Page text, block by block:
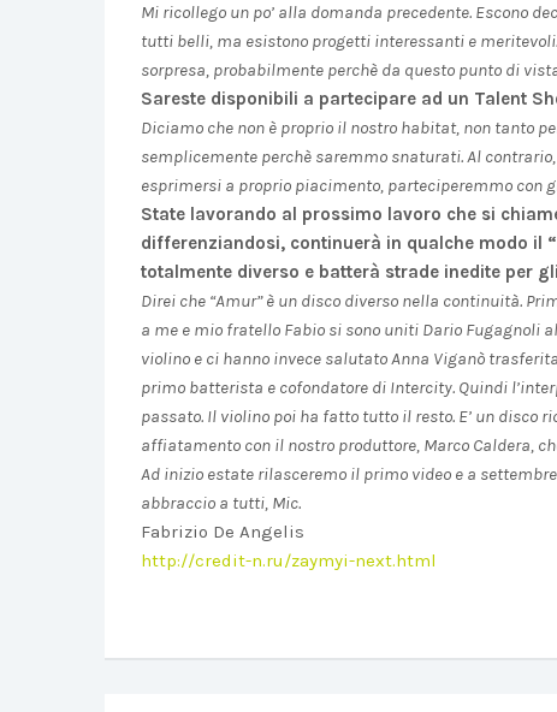
Mi ricollego un po’ alla domanda precedente. Escono
tutti belli, ma esistono progetti interessanti e
sorpresa, probabilmente perchè da questo punto di
Sareste disponibili a partecipare ad un Talent
Diciamo che non è proprio il nostro habitat, non tanto
semplicemente perchè saremmo snaturati. Al
esprimersi a proprio piacimento, parteciperemmo con
State lavorando al prossimo lavoro che si
differenziandosi, continuerà in qualche modo il
totalmente diverso e batterà strade inedite per
Direi che “Amur” è un disco diverso nella continuità.
a me e mio fratello Fabio si sono uniti Dario Fugagnoli
violino e ci hanno invece salutato Anna Viganò
primo batterista e cofondatore di Intercity. Quindi
passato. Il violino poi ha fatto tutto il resto. E’ un disco
affiatamento con il nostro produttore, Marco Caldera,
Ad inizio estate rilasceremo il primo video e a
abbraccio a tutti, Mic.
Fabrizio De Angelis
http://credit-n.ru/zaymyi-next.html